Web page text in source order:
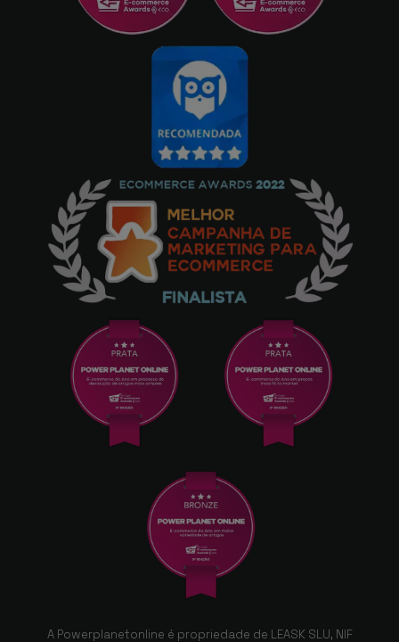
A Powerplanetonline é propriedade de LEASK SLU, NIF